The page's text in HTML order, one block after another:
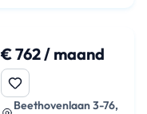
€ 762 / maand
Beethovenlaan 3-76,